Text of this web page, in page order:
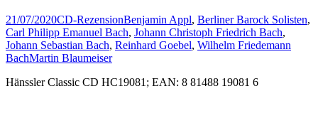
21/07/2020CD-RezensionBenjamin Appl, Berliner Barock Solisten,
Carl Philipp Emanuel Bach, Johann Christoph Friedrich Bach,
Johann Sebastian Bach, Reinhard Goebel, Wilhelm Friedemann
BachMartin Blaumeiser
Hänssler Classic CD HC19081; EAN: 8 81488 19081 6